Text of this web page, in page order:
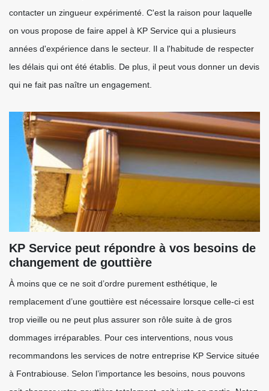
contacter un zingueur expérimenté. C'est la raison pour laquelle
on vous propose de faire appel à KP Service qui a plusieurs
années d'expérience dans le secteur. Il a l'habitude de respecter
les délais qui ont été établis. De plus, il peut vous donner un devis
qui ne fait pas naître un engagement.
KP Service peut répondre à vos besoins de
changement de gouttière
À moins que ce ne soit d’ordre purement esthétique, le
remplacement d’une gouttière est nécessaire lorsque celle-ci est
trop vieille ou ne peut plus assurer son rôle suite à de gros
dommages irréparables. Pour ces interventions, nous vous
recommandons les services de notre entreprise KP Service située
à Fontrabiouse. Selon l’importance les besoins, nous pouvons